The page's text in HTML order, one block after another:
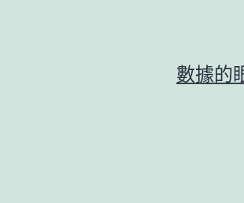
數據的